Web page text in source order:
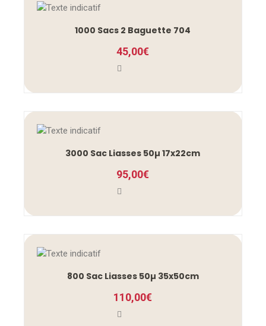
1000 Sacs 2 Baguette 704
45,00€
3000 Sac Liasses 50µ 17x22cm
95,00€
800 Sac Liasses 50µ 35x50cm
110,00€